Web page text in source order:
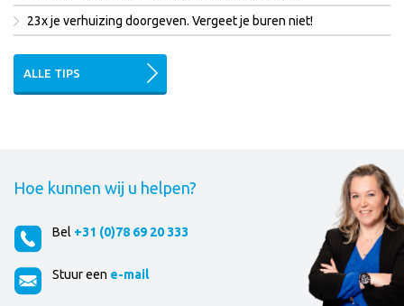
23x je verhuizing doorgeven. Vergeet je buren niet!
ALLE TIPS
Hoe kunnen wij u helpen?
Bel +31 (0)78 69 20 333
Stuur een e-mail